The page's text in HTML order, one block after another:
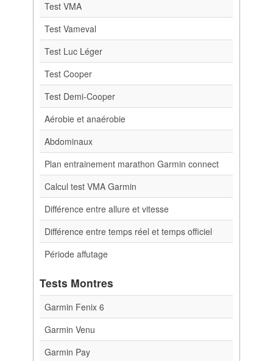
Test VMA
Test Vameval
Test Luc Léger
Test Cooper
Test Demi-Cooper
Aérobie et anaérobie
Abdominaux
Plan entrainement marathon Garmin connect
Calcul test VMA Garmin
Différence entre allure et vitesse
Différence entre temps réel et temps officiel
Période affutage
Tests Montres
Garmin Fenix 6
Garmin Venu
Garmin Pay